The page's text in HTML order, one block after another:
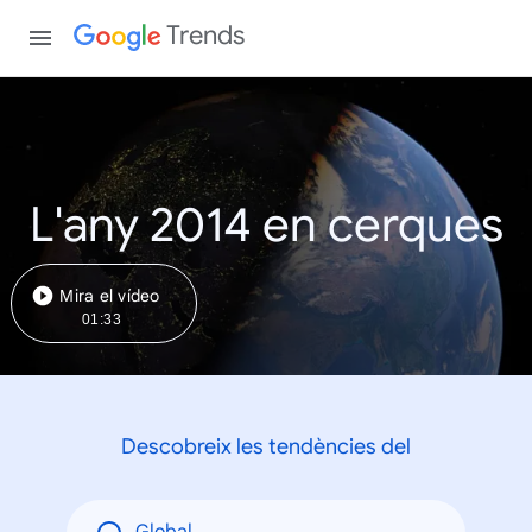
Trends
L'any 2014 en cerques
Mira el vídeo
01:33
Descobreix les tendències del